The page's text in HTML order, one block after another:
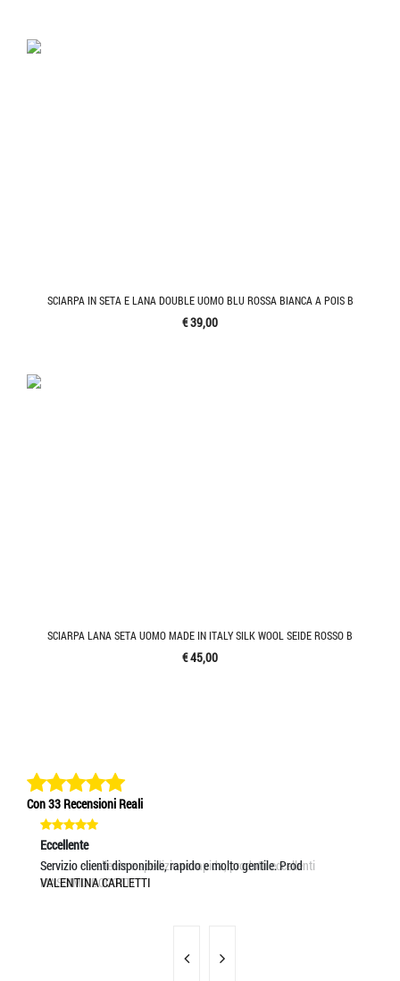
SCIARPA IN SETA E LANA DOUBLE UOMO BLU ROSSA BIANCA A POIS B
€ 39,00
SCIARPA LANA SETA UOMO MADE IN ITALY SILK WOOL SEIDE ROSSO B
€ 45,00
Con 33 Recensioni Reali
Eccellente
Servizio eccellente e spedizione rapida, prodotti eccellenti
MASSIMO BOCOTTI
Eccellente
Servizio clienti disponibile, rapido e molto gentile. Prod
VALENTINA CARLETTI